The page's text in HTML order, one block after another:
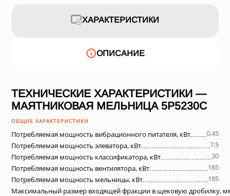
ХАРАКТЕРИСТИКИ
ОПИСАНИЕ
ТЕХНИЧЕСКИЕ ХАРАКТЕРИСТИКИ —
МАЯТНИКОВАЯ МЕЛЬНИЦА 5Р5230С
ОБЩИЕ ХАРАКТЕРИСТИКИ
Потребляемая мощность вибрационного питателя, кВт
0,45
Потребляемая мощность элеватора, кВт
7,5
Потребляемая мощность классификатора, кВт
30
Потребляемая мощность вентилятора, кВт
185
Потребляемая мощность мельницы, кВт
185
Максимальный размер входящей фракции в щековую дробилку,